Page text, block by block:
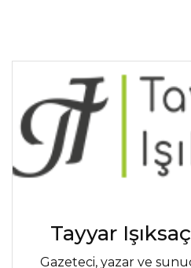
Tayyar
Gazeteci, yazar ve